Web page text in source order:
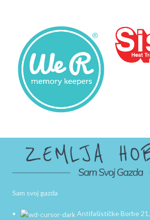
Sam svoj gazda
Antifašističke Borbe 21,